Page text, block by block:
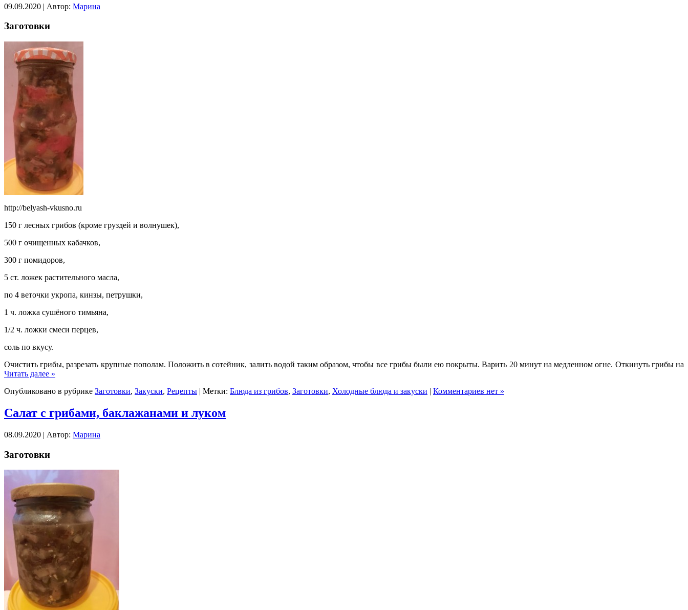
09.09.2020 | Автор: Марина
Заготовки
http://belyash-vkusno.ru
150 г лесных грибов (кроме груздей и волнушек),
500 г очищенных кабачков,
300 г помидоров,
5 ст. ложек растительного масла,
по 4 веточки укропа, кинзы, петрушки,
1 ч. ложка сушёного тимьяна,
1/2 ч. ложки смеси перцев,
соль по вкусу.
Очистить грибы, разрезать крупные пополам. Положить в сотейник, залить водой таким образом, чтобы все грибы были ею покрыты. Варить 20 минут на медленном огне. Откинуть грибы на
Читать далее »
Опубликовано в рубрике Заготовки, Закуски, Рецепты | Метки: Блюда из грибов, Заготовки, Холодные блюда и закуски | Комментариев нет »
Салат с грибами, баклажанами и луком
08.09.2020 | Автор: Марина
Заготовки